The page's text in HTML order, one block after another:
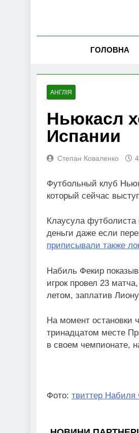
ГОЛОВНА
АНГЛІЯ
Ньюкасл
Испании
Степан Коваленко
Футбольный клуб
который сейчас
Клаусула футболиста
деньги даже если
приписывали также
Набиль Фекир
игрок провел 23
летом, заплатив
На момент остановки
тринадцатом месте
в своем чемпионате,
Фото: твиттер Набиля